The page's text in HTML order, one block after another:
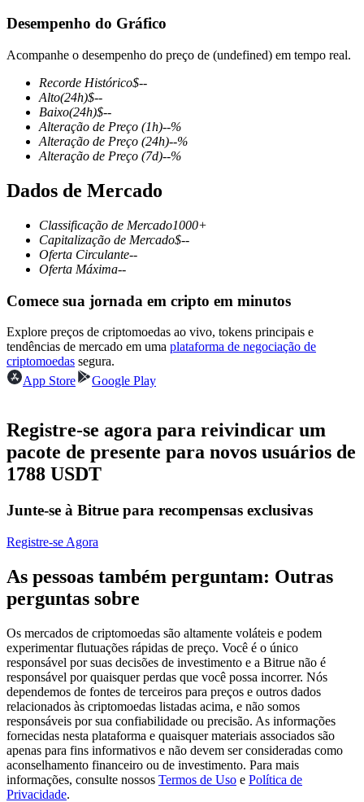
Futuros COIN-M
Futuros de criptomoeda
TradFi
Futuros de USDC
Futuros usando USDC como garantia
Copiar Trading
Torne-se um Trader de Cópias
Desfrute da partilha de lucros e comissões de copy trading
Desempenho do Gráfico
Acompanhe o desempenho do preço de (undefined) em tempo real.
Recorde Histórico$--
Alto(24h)$--
Baixo(24h)$--
Alteração de Preço (1h)--%
Alteração de Preço (24h)--%
Alteração de Preço (7d)--%
Dados de Mercado
Classificação de Mercado1000+
Capitalização de Mercado$--
Oferta Circulante--
Oferta Máxima--
Comece sua jornada em cripto em minutos
Explore preços de criptomoedas ao vivo, tokens principais e
tendências de mercado em uma plataforma de negociação de
criptomoedas segura.
App Store
Google Play
Registre-se agora para reivindicar um
pacote de presente para novos usuários de
1788 USDT
Junte-se à Bitrue para recompensas exclusivas
Registre-se Agora
As pessoas também perguntam: Outras
perguntas sobre
Os mercados de criptomoedas são altamente voláteis e podem
experimentar flutuações rápidas de preço. Você é o único
responsável por suas decisões de investimento e a Bitrue não é
responsável por quaisquer perdas que você possa incorrer. Nós
dependemos de fontes de terceiros para preços e outros dados
relacionados às criptomoedas listadas acima, e não somos
responsáveis por sua confiabilidade ou precisão. As informações
fornecidas nesta plataforma e quaisquer materiais associados são
apenas para fins informativos e não devem ser consideradas como
aconselhamento financeiro ou de investimento. Para mais
informações, consulte nossos Termos de Uso e Política de
Privacidade.